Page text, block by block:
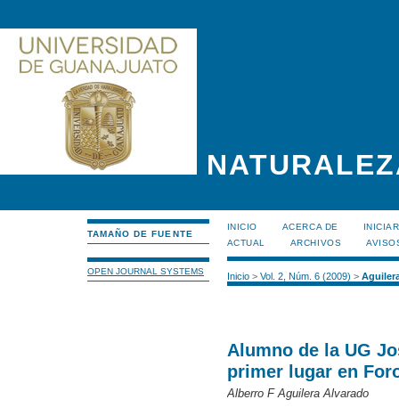
TAMAÑO DE FUENTE
OPEN JOURNAL SYSTEMS
INICIO ACERCA DE
ACTUAL
ARCHIVOS
Inicio> Vol. 2, Núm. 6 (2009) >
Alumno de la UG
primer lugar en
Alberro F Aguilera Alvarado